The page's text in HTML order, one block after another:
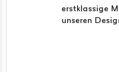
erstklassige
unseren